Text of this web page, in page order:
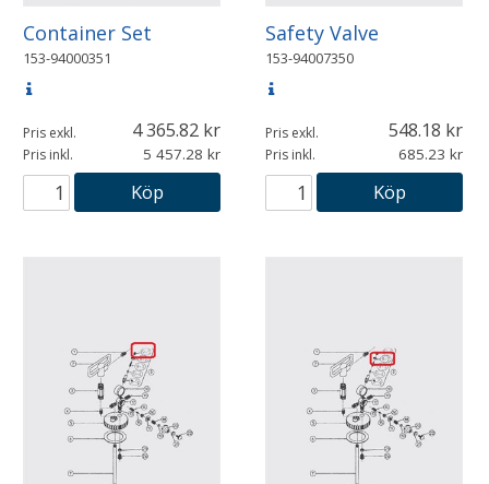
Container Set
153-94000351
Pris exkl. 4 365.82
Pris inkl. 5 457.28
Köp
Safety Valve
153-94007350
Pris exkl. 548.18
Pris inkl. 685.23
Köp